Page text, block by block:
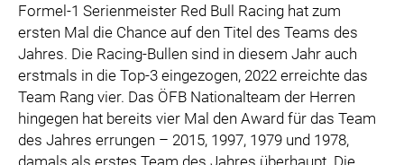
Formel-1 Serienmeister Red Bull Racing hat zum
ersten Mal die Chance auf den Titel des Teams des
Jahres. Die Racing-Bullen sind in diesem Jahr auch
erstmals in die Top-3 eingezogen, 2022 erreichte das
Team Rang vier. Das ÖFB Nationalteam der Herren
hingegen hat bereits vier Mal den Award für das Team
des Jahres errungen – 2015, 1997, 1979 und 1978,
damals als erstes Team des Jahres überhaupt. Die